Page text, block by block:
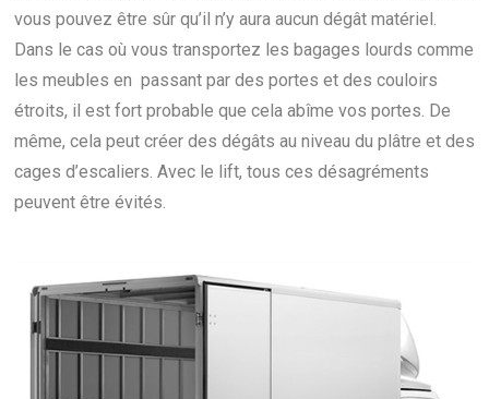
vous pouvez être sûr qu’il n’y aura aucun dégât matériel.
Dans le cas où vous transportez les bagages lourds comme
les meubles en passant par des portes et des couloirs
étroits, il est fort probable que cela abîme vos portes. De
même, cela peut créer des dégâts au niveau du plâtre et des
cages d’escaliers. Avec le lift, tous ces désagréments
peuvent être évités.